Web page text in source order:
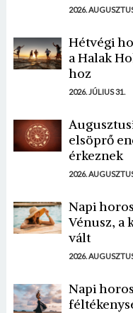
2026.
Hétvégi
a Halak
hoz
2026. JÚLIUS 31.
elsöprő
érkeznek
2026.
Napi
Vénusz, a
vált
2026.
Napi